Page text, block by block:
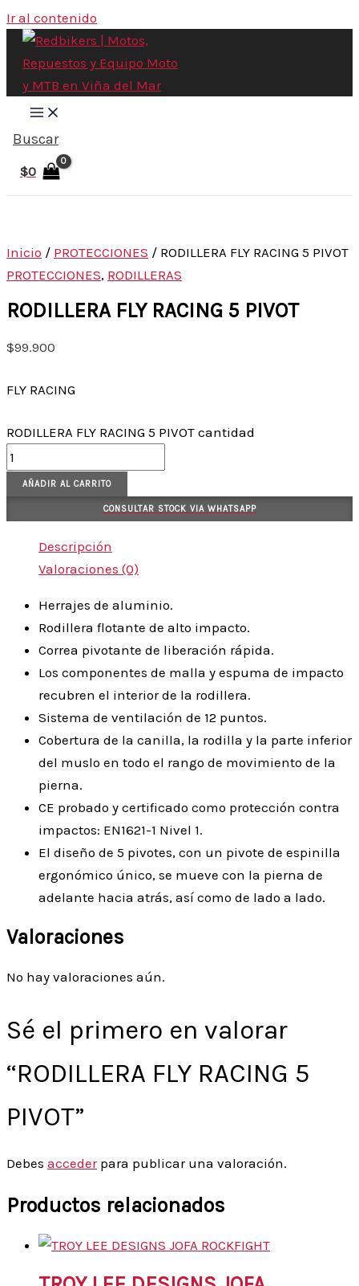
Ir al contenido
Buscar
$0
Inicio / PROTECCIONES / RODILLERA FLY RACING 5 PIVOT
PROTECCIONES, RODILLERAS
RODILLERA FLY RACING 5 PIVOT
$99.900
FLY RACING
RODILLERA FLY RACING 5 PIVOT cantidad
AÑADIR AL CARRITO
CONSULTAR STOCK VIA WHATSAPP
Descripción
Valoraciones (0)
Herrajes de aluminio.
Rodillera flotante de alto impacto.
Correa pivotante de liberación rápida.
Los componentes de malla y espuma de impacto
recubren el interior de la rodillera.
Sistema de ventilación de 12 puntos.
Cobertura de la canilla, la rodilla y la parte inferior
del muslo en todo el rango de movimiento de la
pierna.
CE probado y certificado como protección contra
impactos: EN1621-1 Nivel 1.
El diseño de 5 pivotes, con un pivote de espinilla
ergonómico único, se mueve con la pierna de
adelante hacia atrás, así como de lado a lado.
Valoraciones
No hay valoraciones aún.
Sé el primero en valorar
“RODILLERA FLY RACING 5
PIVOT”
Debes accederpara publicar una valoración.
Productos relacionados